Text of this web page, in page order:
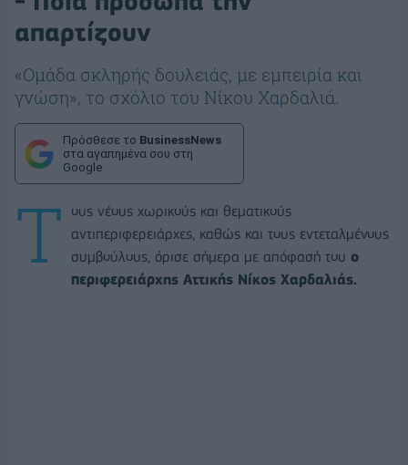
απαρτίζουν
«Ομάδα σκληρής δουλειάς, με εμπειρία και
γνώση», το σχόλιο του Νίκου Χαρδαλιά.
Πρόσθεσε το BusinessNews
στα αγαπημένα σου στη
Google
Τ
ους νέους χωρικούς και θεματικούς
αντιπεριφερειάρχες, καθώς και τους εντεταλμένους
συμβούλους, όρισε σήμερα με απόφασή του ο
περιφερειάρχης Αττικής Νίκος Χαρδαλιάς.